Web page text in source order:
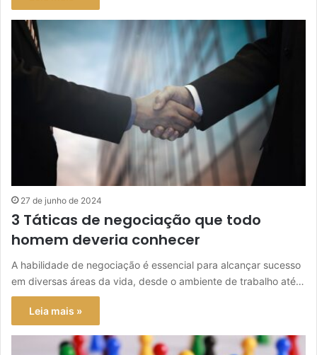
27 de junho de 2024
3 Táticas de negociação que todo
homem deveria conhecer
A habilidade de negociação é essencial para alcançar sucesso
em diversas áreas da vida, desde o ambiente de trabalho até…
Leia mais »